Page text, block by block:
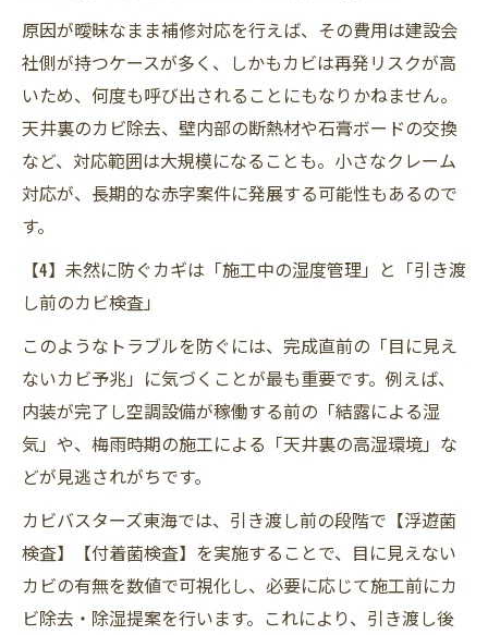
原因が曖昧なまま補修対応を行えば、その費用は建設会
社側が持つケースが多く、しかもカビは再発リスクが高
いため、何度も呼び出されることにもなりかねません。
天井裏のカビ除去、壁内部の断熱材や石膏ボードの交換
など、対応範囲は大規模になることも。小さなクレーム
対応が、長期的な赤字案件に発展する可能性もあるので
す。
【4】未然に防ぐカギは「施工中の湿度管理」と「引き渡
し前のカビ検査」
このようなトラブルを防ぐには、完成直前の「目に見え
ないカビ予兆」に気づくことが最も重要です。例えば、
内装が完了し空調設備が稼働する前の「結露による湿
気」や、梅雨時期の施工による「天井裏の高湿環境」な
どが見逃されがちです。
カビバスターズ東海では、引き渡し前の段階で【浮遊菌
検査】【付着菌検査】を実施することで、目に見えない
カビの有無を数値で可視化し、必要に応じて施工前にカ
ビ除去・除湿提案を行います。これにより、引き渡し後